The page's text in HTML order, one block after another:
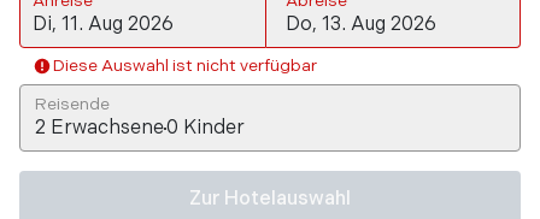
Diese Auswahl ist nicht verfügbar
Reisende
2 Erwachsene0 Kinder
Zur Hotelauswahl